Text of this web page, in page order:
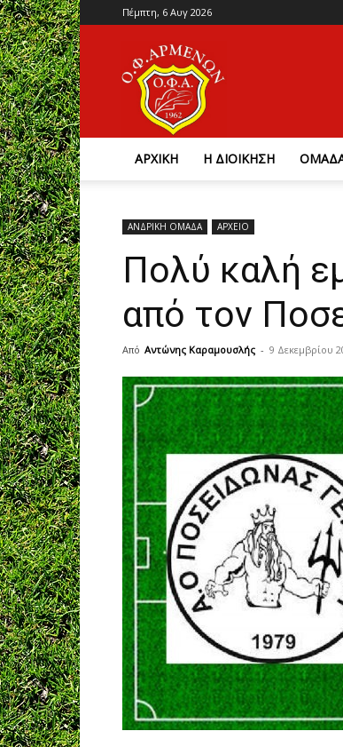
Πέμπτη, 6 Αυγ 2026
ΑΡΧΙΚΗ Η ΔΙΟΙΚΗΣΗ
ΑΝΔΡΙΚΗ ΟΜΑΔΑ ΑΡΧΕΙΟ
Πολύ καλή
από τον
Από Αντώνης Καραμουσλής - 9 Δεκεμβρίου